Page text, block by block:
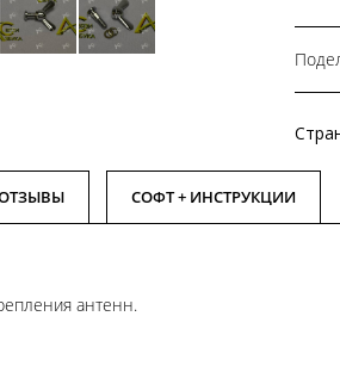
СОФТ + ИНСТРУКЦИИ
антенн.